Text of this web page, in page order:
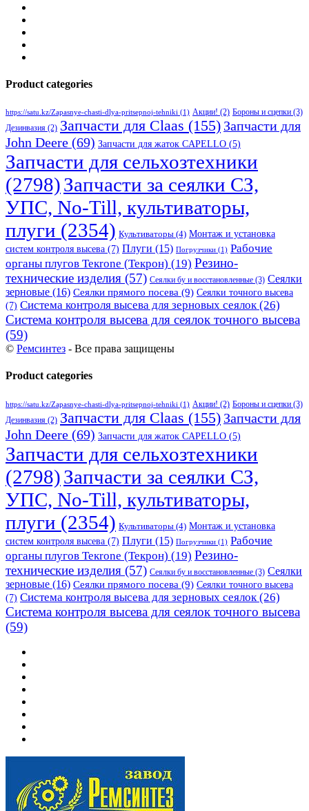
Product categories
https://satu.kz/Zapasnye-chasti-dlya-pritsepnoj-tehniki (1) Акции! (2) Бороны и сцепки (3)
Дезинвазия (2) Запчасти для Claas (155) Запчасти для
John Deere (69) Запчасти для жаток CAPELLO (5)
Запчасти для сельхозтехники
(2798)Запчасти за сеялки СЗ,
УПС, No-Till, культиваторы,
плуги (2354) Культиваторы (4) Монтаж и установка
систем контроля высева (7) Плуги (15) Погрузчики (1) Рабочие
органы плугов Текrоne (Текрон) (19) Резино-
технические изделия (57) Сеялки бу и восстановленные (3) Сеялки
зерновые (16) Сеялки прямого посева (9) Сеялки точного высева
(7) Система контроля высева для зерновых сеялок(26)
Система контроля высева для сеялок точного высева
(59)
© Ремсинтез - Все права защищены
Product categories
https://satu.kz/Zapasnye-chasti-dlya-pritsepnoj-tehniki (1) Акции! (2) Бороны и сцепки (3)
Дезинвазия (2) Запчасти для Claas (155) Запчасти для
John Deere (69) Запчасти для жаток CAPELLO (5)
Запчасти для сельхозтехники
(2798)Запчасти за сеялки СЗ,
УПС, No-Till, культиваторы,
плуги (2354) Культиваторы (4) Монтаж и установка
систем контроля высева (7) Плуги (15) Погрузчики (1) Рабочие
органы плугов Текrоne (Текрон) (19) Резино-
технические изделия (57) Сеялки бу и восстановленные (3) Сеялки
зерновые (16) Сеялки прямого посева (9) Сеялки точного высева
(7) Система контроля высева для зерновых сеялок (26)
Система контроля высева для сеялок точного высева
(59)